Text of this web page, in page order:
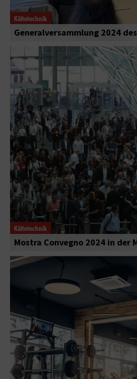
Kältetechnik
Generalversammlung 2024
Kältetechnik
Mostra Convegno 2024 in der